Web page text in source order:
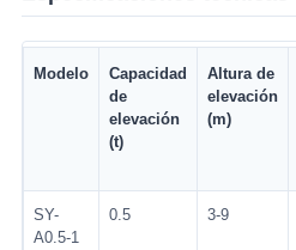
Modelo
Capacidad
de
elevación
(t)
Altura de
elevación
(m)
SY-
A0.5-1
0.5 3-9